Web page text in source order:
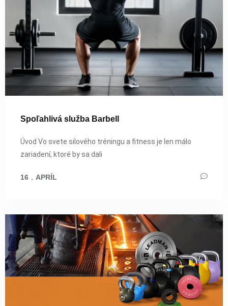
Spoľahlivá služba Barbell
Úvod Vo svete silového tréningu a fitness je len málo
zariadení, ktoré by sa dali
16 ， APRÍL